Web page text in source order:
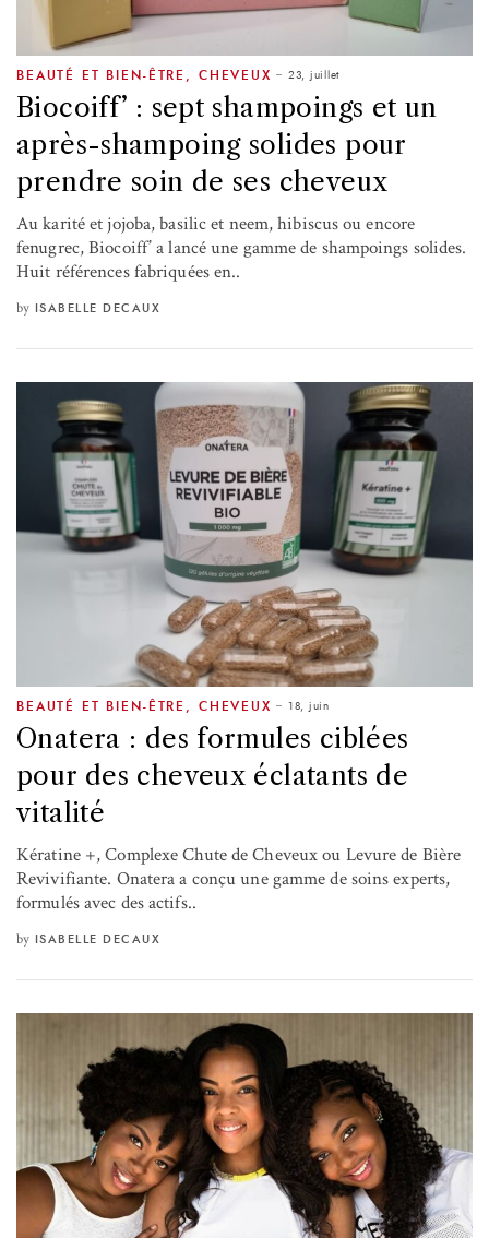
BEAUTÉ ET BIEN-ÊTRE CHEVEUX 23, juillet
Biocoiff’ : sept shampoings et un
après-shampoing solides pour
prendre soin de ses cheveux
Au karité et jojoba, basilic et neem, hibiscus ou encore
fenugrec, Biocoiff’ a lancé une gamme de shampoings solides.
Huit références fabriquées en..
by ISABELLE DECAUX
BEAUTÉ ET BIEN-ÊTRE CHEVEUX 18, juin
Onatera : des formules ciblées
pour des cheveux éclatants de
vitalité
Kératine +, Complexe Chute de Cheveux ou Levure de Bière
Revivifiante. Onatera a conçu une gamme de soins experts,
formulés avec des actifs..
by ISABELLE DECAUX